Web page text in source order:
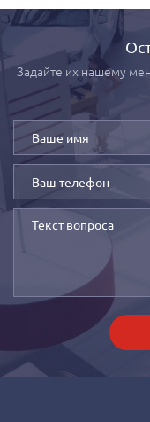
Задайте их нашему